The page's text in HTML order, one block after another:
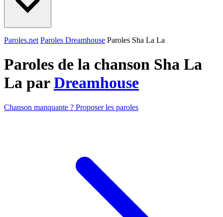
Paroles.net Paroles Dreamhouse Paroles Sha La La
Paroles de la chanson Sha La
La parDreamhouse
Chanson manquante ? Proposer les paroles